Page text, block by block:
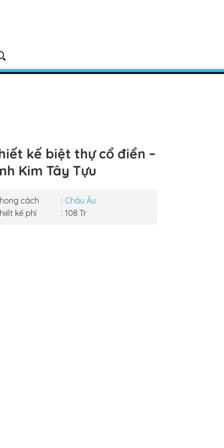
kế biệt thự cổ điển –
Kim Tây Tựu
cách
Châu Âu
kế phí
108 Tr